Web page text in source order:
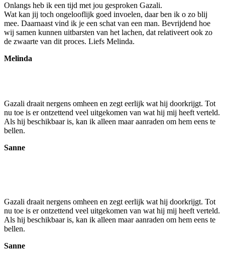
Onlangs heb ik een tijd met jou gesproken Gazali.
Wat kan jij toch ongelooflijk goed invoelen, daar ben ik o zo blij
mee. Daarnaast vind ik je een schat van een man. Bevrijdend hoe
wij samen kunnen uitbarsten van het lachen, dat relativeert ook zo
de zwaarte van dit proces. Liefs Melinda.
Melinda
Gazali draait nergens omheen en zegt eerlijk wat hij doorkrijgt. Tot
nu toe is er ontzettend veel uitgekomen van wat hij mij heeft verteld.
Als hij beschikbaar is, kan ik alleen maar aanraden om hem eens te
bellen.
Sanne
Gazali draait nergens omheen en zegt eerlijk wat hij doorkrijgt. Tot
nu toe is er ontzettend veel uitgekomen van wat hij mij heeft verteld.
Als hij beschikbaar is, kan ik alleen maar aanraden om hem eens te
bellen.
Sanne